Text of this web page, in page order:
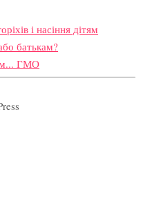
і насіння дітям
батькам?
ГМО